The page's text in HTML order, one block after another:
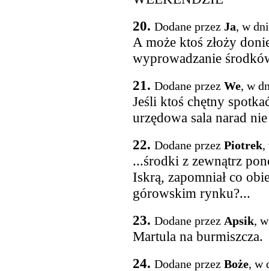
20. Dodane przez Ja, w
A może ktoś złoży
wyprowadzanie
21. Dodane przez We, w
Jeśli ktoś chętny
urzędowa sala narad
22. Dodane przez Piotrek,
...środki z zewnątrz
Iskrą, zapomniał co
górowskim rynku?...
23. Dodane przez Apsik,
Martula na burmiszcza.
24. Dodane przez Boże, w